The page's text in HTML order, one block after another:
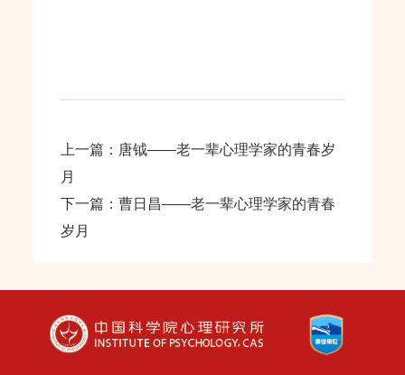
上一篇：唐钺——老一辈心理学家的青春岁
月
下一篇：曹日昌——老一辈心理学家的青春
岁月